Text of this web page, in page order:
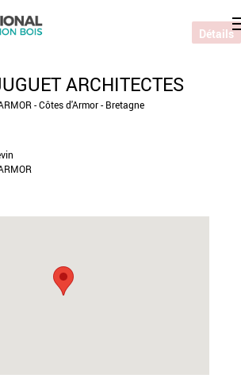
ARCHITECTES
- Côtes d'Armor - Bretagne
Détails